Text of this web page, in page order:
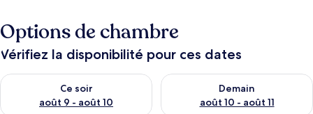
Options de chambre
Vérifiez la disponibilité pour ces dates
Ce soir
août 9 - août 10
Vérifier la disponibilité pour ce soir août 9 - août 10
Demain
août 10 - août 11
Vérifier la disponibilité pour